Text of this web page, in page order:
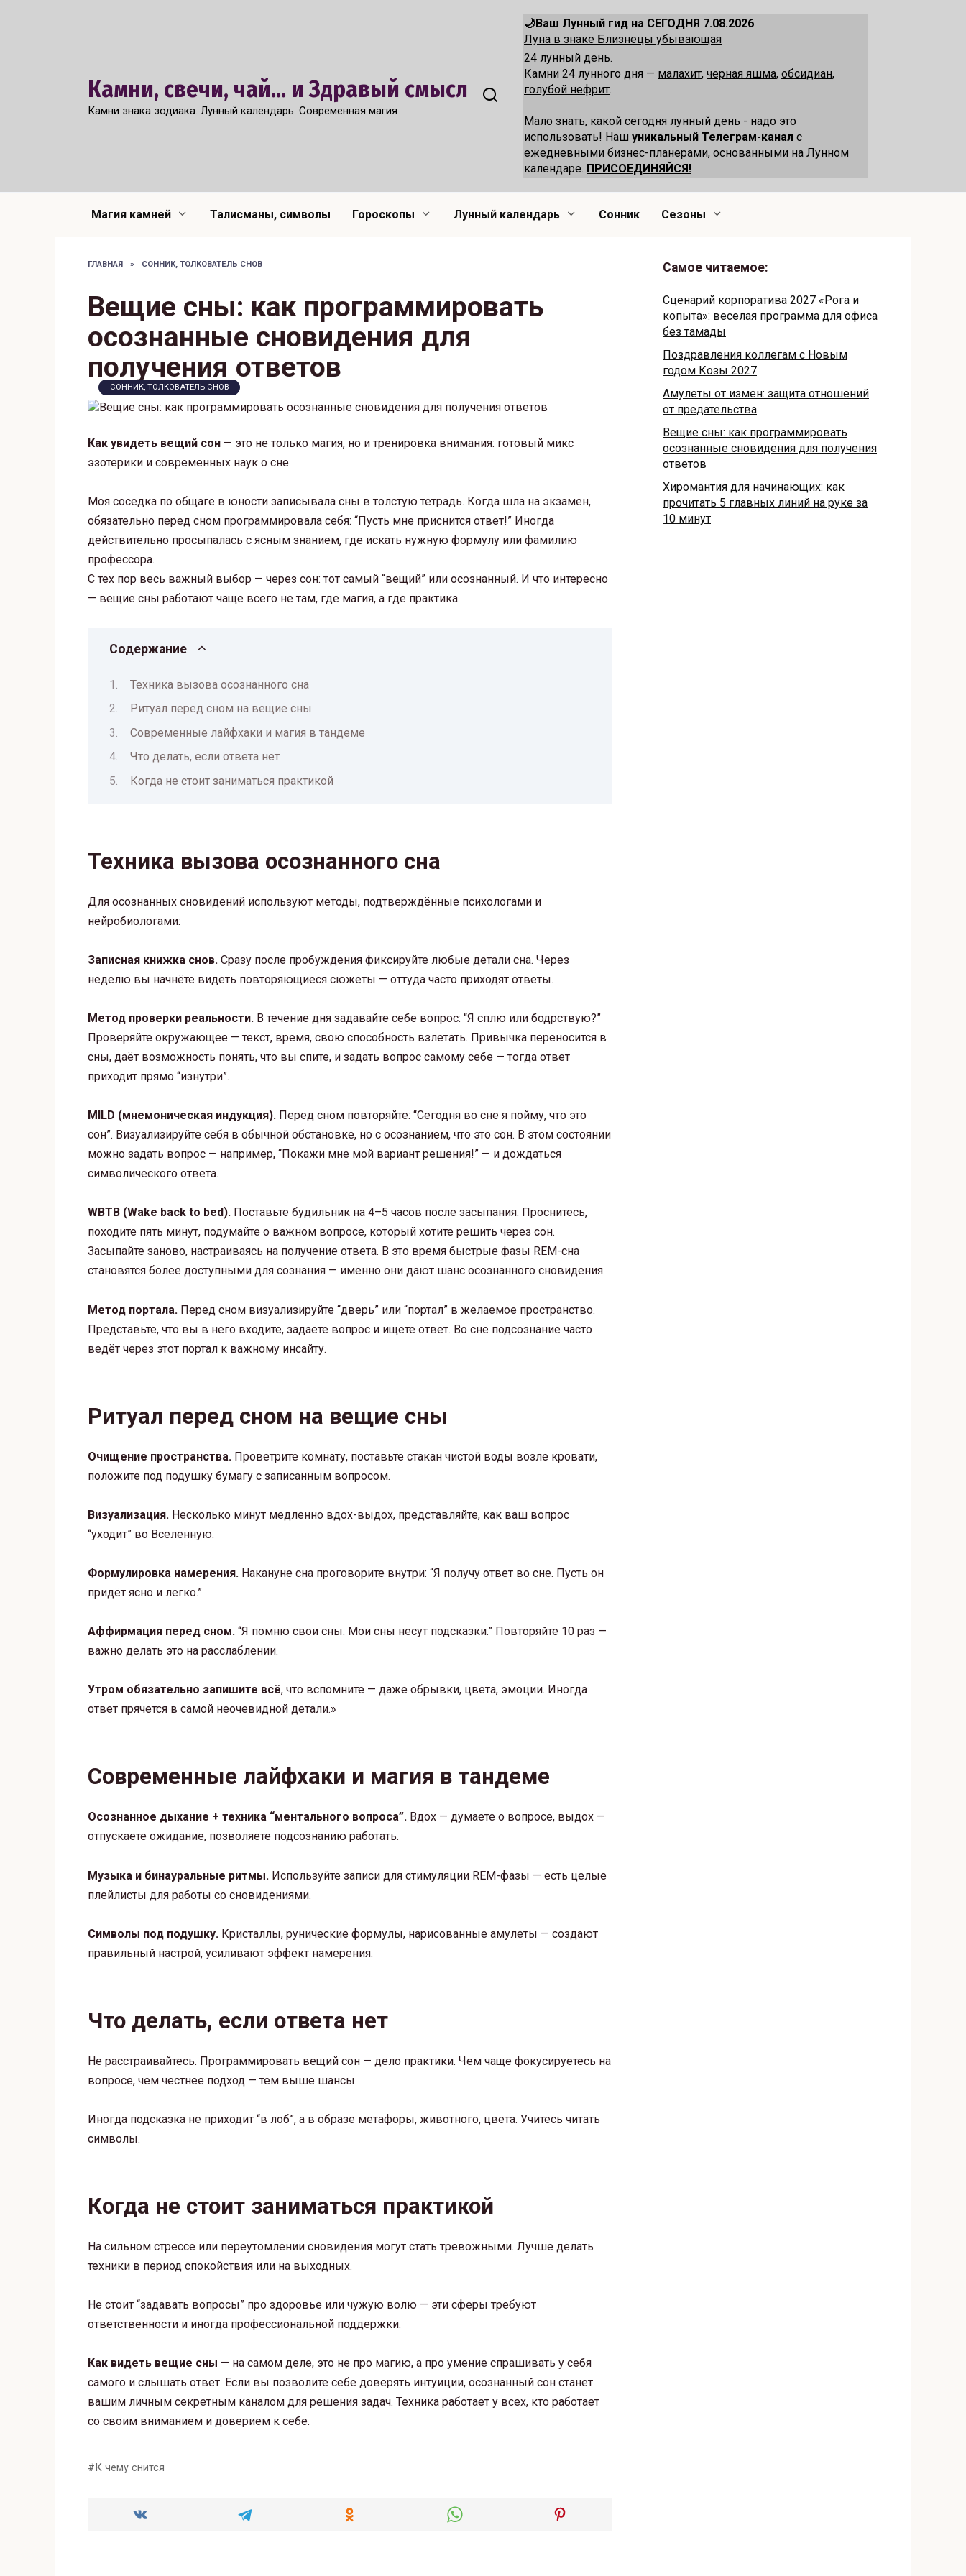
Камни, свечи, чай... и Здравый смысл
Камни знака зодиака. Лунный календарь. Современная магия
🌙Ваш Лунный гид на СЕГОДНЯ 7.08.2026
Луна в знаке Близнецы убывающая
24 лунный день.
Камни 24 лунного дня — малахит, черная яшма, обсидиан,
голубой нефрит.
Мало знать, какой сегодня лунный день - надо это
использовать! Наш уникальный Телеграм-канал с
ежедневными бизнес-планерами, основанными на Лунном
календаре. ПРИСОЕДИНЯЙСЯ!
Магия камней Талисманы, символы Гороскопы Лунный календарь Сонник Сезоны
ГЛАВНАЯ » СОННИК, ТОЛКОВАТЕЛЬ СНОВ
Вещие сны: как программировать
осознанные сновидения для
получения ответов
СОННИК, ТОЛКОВАТЕЛЬ СНОВ
Как увидеть вещий сон — это не только магия, но и тренировка внимания: готовый микс
эзотерики и современных наук о сне.
Моя соседка по общаге в юности записывала сны в толстую тетрадь. Когда шла на экзамен,
обязательно перед сном программировала себя: “Пусть мне приснится ответ!” Иногда
действительно просыпалась с ясным знанием, где искать нужную формулу или фамилию
профессора.
С тех пор весь важный выбор — через сон: тот самый “вещий” или осознанный. И что интересно
— вещие сны работают чаще всего не там, где магия, а где практика.
Содержание
Техника вызова осознанного сна
Ритуал перед сном на вещие сны
Современные лайфхаки и магия в тандеме
Что делать, если ответа нет
Когда не стоит заниматься практикой
Техника вызова осознанного сна
Для осознанных сновидений используют методы, подтверждённые психологами и
нейробиологами:
Записная книжка снов. Сразу после пробуждения фиксируйте любые детали сна. Через
неделю вы начнёте видеть повторяющиеся сюжеты — оттуда часто приходят ответы.
Метод проверки реальности. В течение дня задавайте себе вопрос: “Я сплю или бодрствую?”
Проверяйте окружающее — текст, время, свою способность взлетать. Привычка переносится в
сны, даёт возможность понять, что вы спите, и задать вопрос самому себе — тогда ответ
приходит прямо “изнутри”.
MILD (мнемоническая индукция). Перед сном повторяйте: “Сегодня во сне я пойму, что это
сон”. Визуализируйте себя в обычной обстановке, но с осознанием, что это сон. В этом состоянии
можно задать вопрос — например, “Покажи мне мой вариант решения!” — и дождаться
символического ответа.
WBTB (Wake back to bed). Поставьте будильник на 4–5 часов после засыпания. Проснитесь,
походите пять минут, подумайте о важном вопросе, который хотите решить через сон.
Засыпайте заново, настраиваясь на получение ответа. В это время быстрые фазы REM-сна
становятся более доступными для сознания — именно они дают шанс осознанного сновидения.
Метод портала. Перед сном визуализируйте “дверь” или “портал” в желаемое пространство.
Представьте, что вы в него входите, задаёте вопрос и ищете ответ. Во сне подсознание часто
ведёт через этот портал к важному инсайту.
Ритуал перед сном на вещие сны
Очищение пространства. Проветрите комнату, поставьте стакан чистой воды возле кровати,
положите под подушку бумагу с записанным вопросом.
Визуализация. Несколько минут медленно вдох-выдох, представляйте, как ваш вопрос
“уходит” во Вселенную.
Формулировка намерения. Накануне сна проговорите внутри: “Я получу ответ во сне. Пусть он
придёт ясно и легко.”
Аффирмация перед сном. “Я помню свои сны. Мои сны несут подсказки.” Повторяйте 10 раз —
важно делать это на расслаблении.
Утром обязательно запишите всё, что вспомните — даже обрывки, цвета, эмоции. Иногда
ответ прячется в самой неочевидной детали.»
Современные лайфхаки и магия в тандеме
Осознанное дыхание + техника “ментального вопроса”. Вдох — думаете о вопросе, выдох —
отпускаете ожидание, позволяете подсознанию работать.
Музыка и бинауральные ритмы. Используйте записи для стимуляции REM-фазы — есть целые
плейлисты для работы со сновидениями.
Символы под подушку. Кристаллы, рунические формулы, нарисованные амулеты — создают
правильный настрой, усиливают эффект намерения.
Что делать, если ответа нет
Не расстраивайтесь. Программировать вещий сон — дело практики. Чем чаще фокусируетесь на
вопросе, чем честнее подход — тем выше шансы.
Иногда подсказка не приходит “в лоб”, а в образе метафоры, животного, цвета. Учитесь читать
символы.
Когда не стоит заниматься практикой
На сильном стрессе или переутомлении сновидения могут стать тревожными. Лучше делать
техники в период спокойствия или на выходных.
Не стоит “задавать вопросы” про здоровье или чужую волю — эти сферы требуют
ответственности и иногда профессиональной поддержки.
Как видеть вещие сны — на самом деле, это не про магию, а про умение спрашивать у себя
самого и слышать ответ. Если вы позволите себе доверять интуиции, осознанный сон станет
вашим личным секретным каналом для решения задач. Техника работает у всех, кто работает
со своим вниманием и доверием к себе.
К чему снится
Самое читаемое:
Сценарий корпоратива 2027 «Рога и
копыта»: веселая программа для офиса
без тамады
Поздравления коллегам с Новым
годом Козы 2027
Амулеты от измен: защита отношений
от предательства
Вещие сны: как программировать
осознанные сновидения для получения
ответов
Хиромантия для начинающих: как
прочитать 5 главных линий на руке за
10 минут